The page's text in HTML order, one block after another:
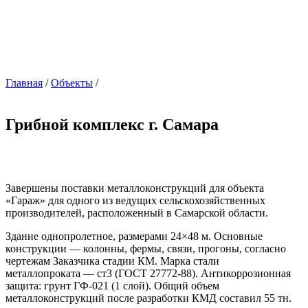
Главная /Объекты /
Грибной комплекс г. Самара
Завершены поставки металлоконструкций для объекта
«Гараж» для одного из ведущих сельскохозяйственных
производителей, расположенный в Самарской области.
Здание однопролетное, размерами 24×48 м. Основные
конструкции — колонны, фермы, связи, прогоны, согласно
чертежам Заказчика стадии КМ. Марка стали
металлопроката — ст3 (ГОСТ 27772-88). Антикоррозионная
защита: грунт ГФ-021 (1 слой). Общий объем
металлоконструкций после разработки КМД составил 55 тн.